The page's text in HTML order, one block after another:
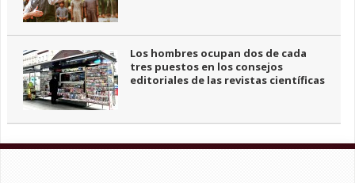
Los hombres ocupan dos de cada
tres puestos en los consejos
editoriales de las revistas científicas